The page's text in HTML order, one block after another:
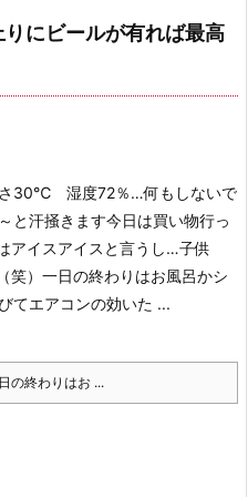
にビールが有れば最高
さ30℃ 湿度72％…何もしないで
と汗掻きます今日は買い物行っ
アイスアイスと言うし…子供
） 一日の終わりはお風呂かシ
てエアコンの効いた ...
の終わりはお ...